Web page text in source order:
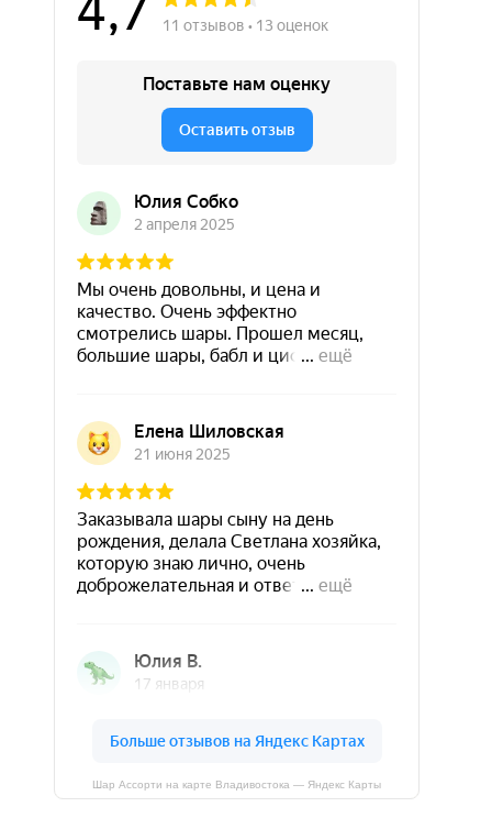
Шар Ассорти на карте Владивостока — Яндекс Карты